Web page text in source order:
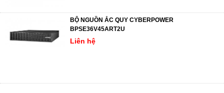
BỘ NGUỒN ẮC QUY CYBERPOWER
BPSE36V45ART2U
Liên hệ